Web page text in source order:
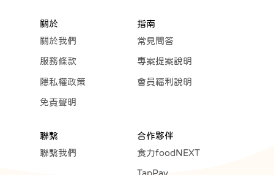
關於
關於我們
服務條款
隱私權政策
免責聲明
指南
常見問答
專案提案說明
會員福利說明
聯繫
聯繫我們
合作夥伴
食力foodNEXT
TapPay